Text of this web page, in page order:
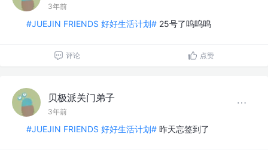
3年前
#JUEJIN FRIENDS 好好生活计划# 25号了呜呜呜
评论 点赞
贝极派关门弟子
3年前
#JUEJIN FRIENDS 好好生活计划# 昨天忘签到了